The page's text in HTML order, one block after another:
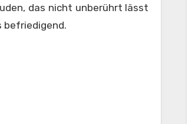
das nicht unberührt lässt
befriedigend.